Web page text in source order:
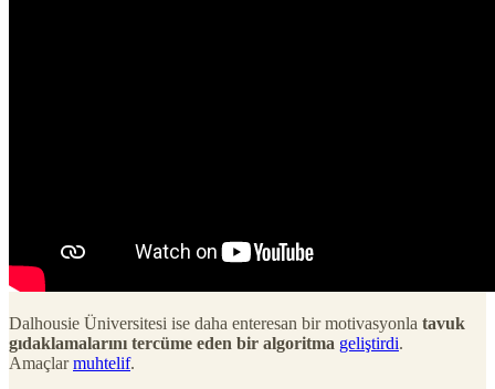
Dalhousie Üniversitesi ise daha enteresan bir motivasyonla tavuk
gıdaklamalarını tercüme eden bir algoritma geliştirdi.
Amaçlarmuhtelif.